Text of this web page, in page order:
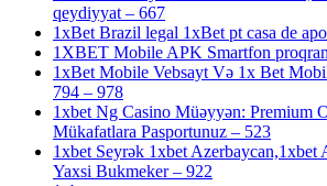
qeydiyyat – 667
1xBet Brazil legal 1xBet pt casa de
1XBET Mobile APK Smartfon
1xBet Mobile Vebsayt Və 1x Bet
794 – 978
1xbet Ng Casino Müəyyən: Premium
Mükafatlara Pasportunuz – 523
1xbet Seyrək 1xbet Azerbaycan,1xbet
Yaxsi Bukmeker – 922